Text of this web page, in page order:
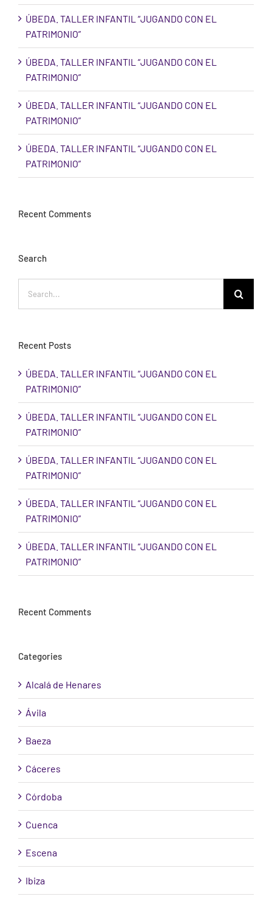
ÚBEDA. TALLER INFANTIL “JUGANDO CON EL
PATRIMONIO”
ÚBEDA. TALLER INFANTIL “JUGANDO CON EL
PATRIMONIO”
ÚBEDA. TALLER INFANTIL “JUGANDO CON EL
PATRIMONIO”
ÚBEDA. TALLER INFANTIL “JUGANDO CON EL
PATRIMONIO”
Recent Comments
Search
Recent Posts
ÚBEDA. TALLER INFANTIL “JUGANDO CON EL
PATRIMONIO”
ÚBEDA. TALLER INFANTIL “JUGANDO CON EL
PATRIMONIO”
ÚBEDA. TALLER INFANTIL “JUGANDO CON EL
PATRIMONIO”
ÚBEDA. TALLER INFANTIL “JUGANDO CON EL
PATRIMONIO”
ÚBEDA. TALLER INFANTIL “JUGANDO CON EL
PATRIMONIO”
Recent Comments
Categories
Alcalá de Henares
Ávila
Baeza
Cáceres
Córdoba
Cuenca
Escena
Ibiza